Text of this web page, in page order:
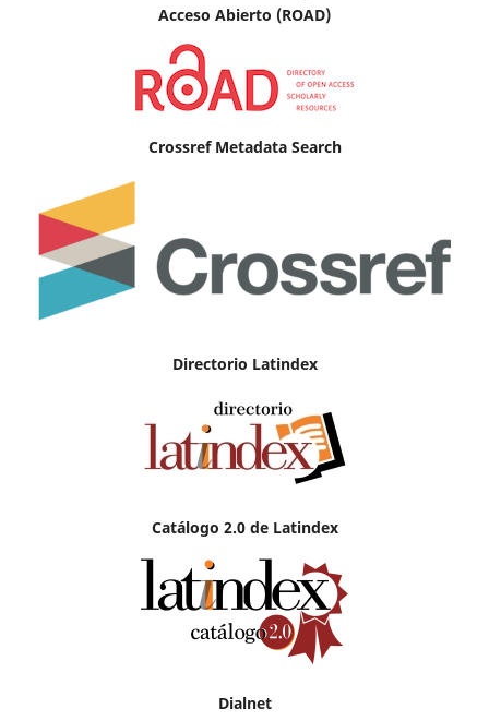
Acceso Abierto (ROAD)
Crossref Metadata Search
Directorio Latindex
Catálogo 2.0 de Latindex
Dialnet